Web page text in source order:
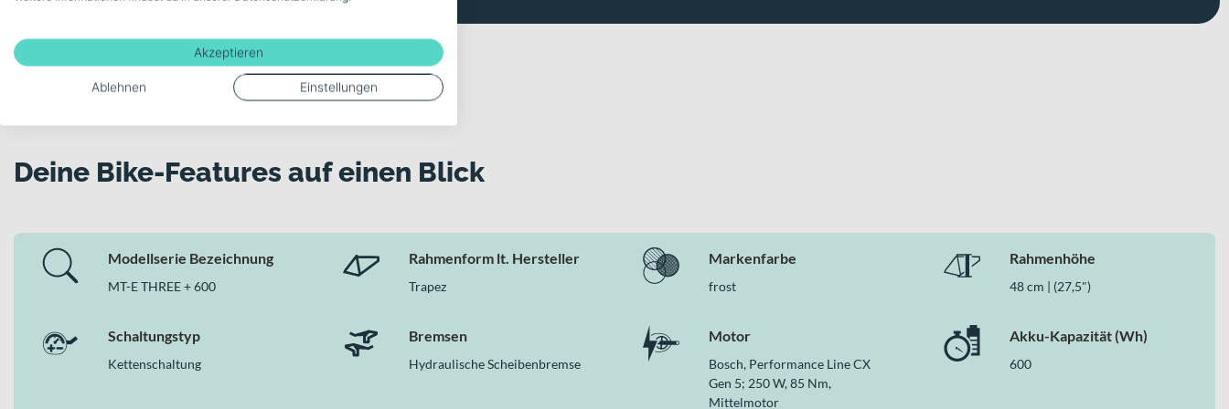
Suntour XCM34 Boost Gabel mit 100 mm Federweg und Lockout
Schwalbe Smart Sam Performance Reifen für Asphalt und Schotter
Zulässiges Gesamtgewicht von 180 kg für hohe Alltagstauglichkeit
Als vielseitiges E-Trekking-Bike vereint es Komfort, Sicherheitsausstattung und ein leistungsstarkes Bosch Antriebssystem in einem stimmigen Gesamtpaket. Die solide Bremsanlage, die
integrierte Beleuchtung mit 90 Lux Frontlicht und Bremslicht-Funktion sowie der robuste Aluminiumrahmen machen es zu einem zuverlässigen Begleiter für Alltag, Pendelstrecken und Freizeit
Deine Bike-Features auf einen Blick
Modellserie Bezeichnung
MT-E THREE + 600
Rahmenform lt. Hersteller
Trapez
Markenfarbe
frost
Rahmenhöhe
48 cm | (27,5")
Schaltungstyp
Kettenschaltung
Bremsen
Hydraulische Scheibenbremse
Motor
Bosch, Performance Line CX
Gen 5; 250 W, 85 Nm,
Mittelmotor
Akku-Kapazität (Wh)
600
Akzeptieren
Ablehnen Einstellungen